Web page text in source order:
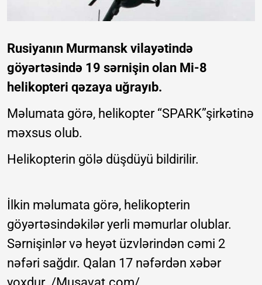
Rusiyanın Murmansk vilayətində
göyərtəsində 19 sərnişin olan Mi-8
helikopteri qəzaya uğrayıb.
Məlumata görə, helikopter “SPARK”şirkətinə
məxsus olub.
Helikopterin gölə düşdüyü bildirilir.
İlkin məlumata görə, helikopterin
göyərtəsindəkilər yerli məmurlar olublar.
Sərnişinlər və heyət üzvlərindən cəmi 2
nəfəri sağdır. Qalan 17 nəfərdən xəbər